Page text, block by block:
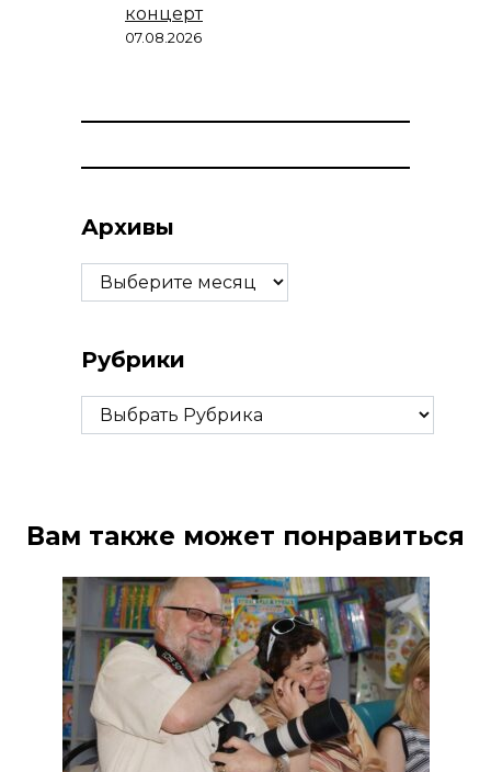
концерт
07.08.2026
Архивы
Архивы
Рубрики
Рубрики
Вам также может понравиться